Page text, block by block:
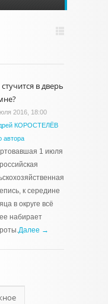
в дверь
2016, 18:00
КОРОСТЕЛЁВ
автора
1 июля
к середине
в округе всё
набирает
Далее →